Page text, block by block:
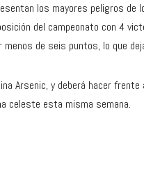
los mayores peligros de
del campeonato con 4
de seis puntos, lo que
Arsenic, y deberá hacer
celeste esta misma semana.